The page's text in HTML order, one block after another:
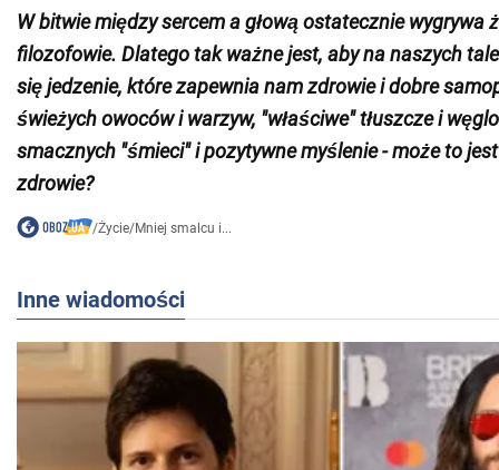
W bitwie między sercem a głową ostatecznie wygrywa
filozofowie. Dlatego tak ważne jest, aby na naszych
się jedzenie, które zapewnia nam zdrowie i dobre
świeżych owoców i warzyw, "właściwe" tłuszcze i
smacznych "śmieci" i pozytywne myślenie - może to
zdrowie?
/Życie/Mniej smalcu i...
Inne wiadomości